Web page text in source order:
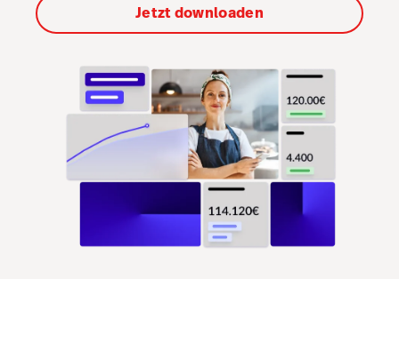
Benchmarks & Trends
Capital
Hardware
Integrationen
Systemgastronomie
Jetzt downloaden